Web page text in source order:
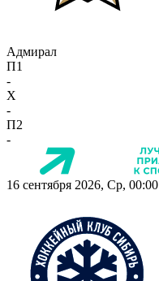
Адмирал
П1
-
X
-
П2
-
16 сентября 2026, Ср, 00:00